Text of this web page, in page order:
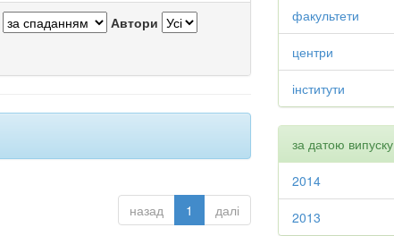
Автори
назад 1 далі
факультети
центри
інститути
за датою випуску
2014
2013